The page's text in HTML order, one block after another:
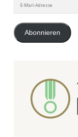
Mail-
Abonnieren